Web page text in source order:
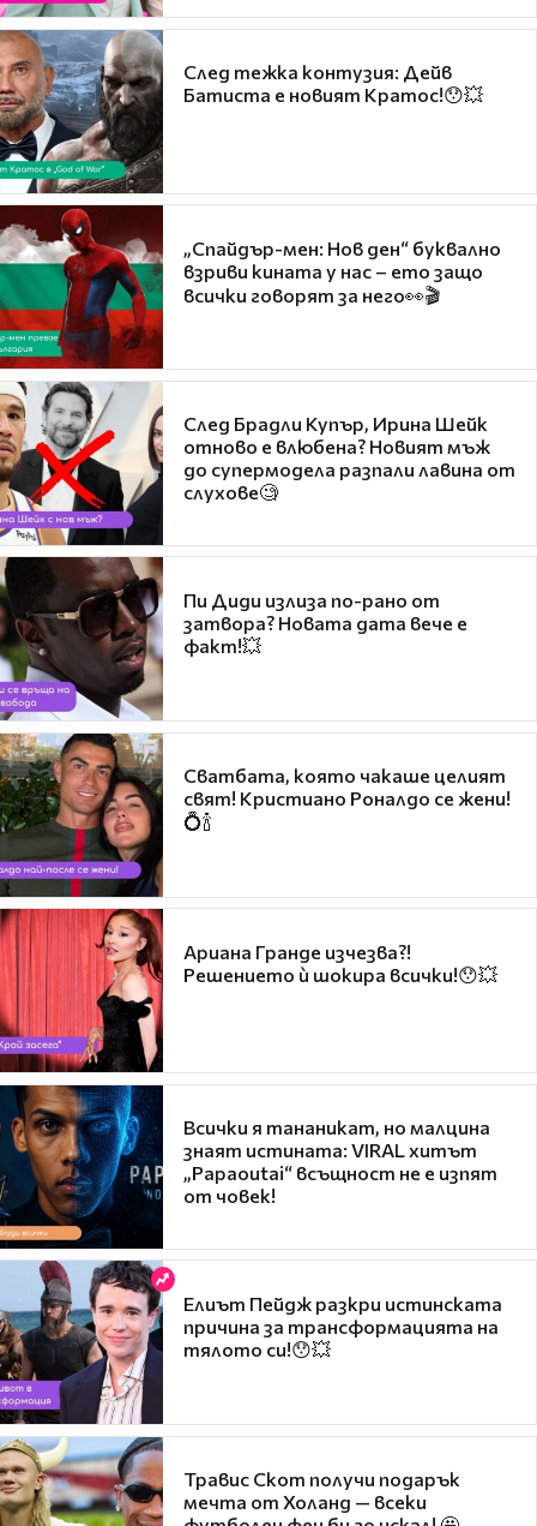
След тежка контузия: Дейв
Батиста е новият Кратос!😯💥
„Спайдър-мен: Нов ден“ буквално
взриви кината у нас – ето защо
всички говорят за него👀🎬
След Брадли Купър, Ирина Шейк
отново е влюбена? Новият мъж
до супермодела разпали лавина от
слухове🧐
Пи Диди излиза по-рано от
затвора? Новата дата вече е
факт!💥
Сватбата, която чакаше целият
свят! Кристиано Роналдо се жени!
💍🍾
Ариана Гранде изчезва?!
Решението ѝ шокира всички!😯💥
Всички я тананикат, но малцина
знаят истината: VIRAL хитът
„Papaoutai“ всъщност не е изпят
от човек!
Елиът Пейдж разкри истинската
причина за трансформацията на
тялото си!😯💥
Травис Скот получи подарък
мечта от Холанд — всеки